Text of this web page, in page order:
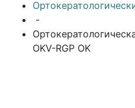
-
OKV-RGP OK